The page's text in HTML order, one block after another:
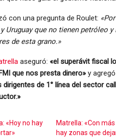
con una pregunta de Roulet:
Uruguay que no tienen petróleo
de esta grano.»
aseguró: «el superávit fiscal
que nos presta dinero»y
de 1° línea del sector
«Hoy no hay
Matrella: «Con
hay zonas que